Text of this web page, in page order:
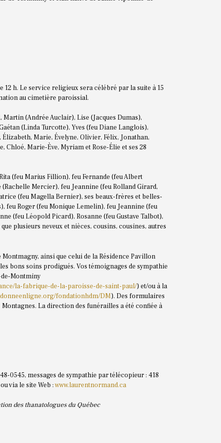
h. Le service religieux sera célébré par la suite à 15
au cimetière paroissial.
(Andrée Auclair), Lise (Jacques Dumas),
(Linda Turcotte), Yves (feu Diane Langlois),
Marie, Évelyne, Olivier, Félix, Jonathan,
Chloé, Marie-Ève, Myriam et Rose-Élie et ses 28
(feu Marius Fillion), feu Fernande (feu Albert
Mercier), feu Jeannine (feu Rolland Girard,
(feu Magella Bernier), ses beaux-frères et belles-
feu Roger (feu Monique Lemelin), feu Jeannine (feu
(feu Léopold Picard), Rosanne (feu Gustave Talbot),
plusieurs neveux et nièces, cousins, cousines, autres
ainsi que celui de la Résidence Pavillon
bons soins prodigués. Vos témoignages de sympathie
de-Montminy
la-fabrique-de-la-paroisse-de-saint-paul/) et/ou à la
fondationhdm/DM). Des formulaires
La direction des funérailles a été confiée à
0545, messages de sympathie par télécopieur : 418
via le site Web :www.laurentnormand.ca
des thanatologues du Québec